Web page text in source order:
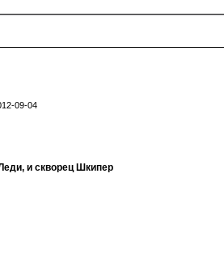
09-04
и скворец Шкипер